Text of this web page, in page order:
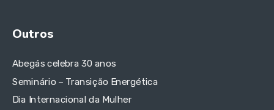
Outros
Abegás celebra 30 anos
Seminário – Transição Energética
Dia Internacional da Mulher